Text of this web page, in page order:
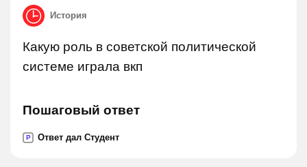
История
Какую роль в советской политической
системе играла вкп
Пошаговый ответ
P Ответ дал Студент